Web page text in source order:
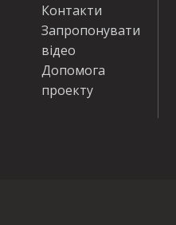
Контакти
Запропонувати
відео
Допомога
проекту